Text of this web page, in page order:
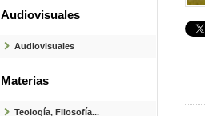
Audiovisuales
Audiovisuales
Materias
Teología, Filosofía...